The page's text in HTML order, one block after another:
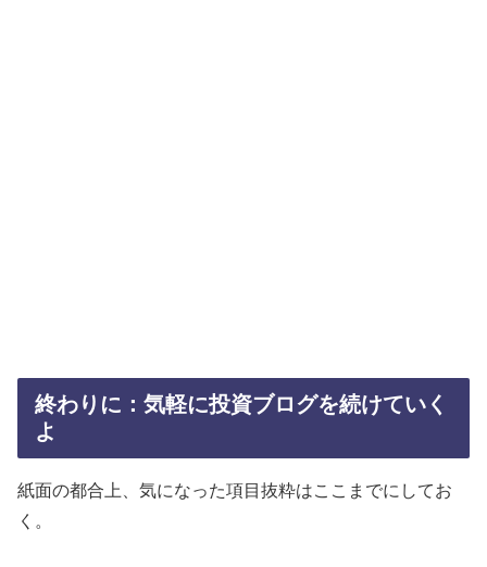
終わりに：気軽に投資ブログを続けていく
よ
紙面の都合上、気になった項目抜粋はここまでにしてお
く。